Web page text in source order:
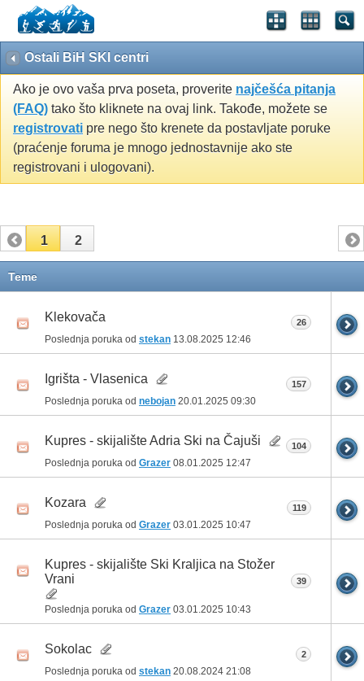
Ostali BiH SKI centri
Ako je ovo vaša prva poseta, proverite najčešća pitanja
(FAQ) tako što kliknete na ovaj link. Takođe, možete se
registrovati pre nego što krenete da postavljate poruke
(praćenje foruma je mnogo jednostavnije ako ste
registrovani i ulogovani).
1 2
Teme
Klekovača
Poslednja poruka od stekan 13.08.2025 12:46
26
Igrišta - Vlasenica
Poslednja poruka od nebojan 20.01.2025 09:30
157
Kupres - skijalište Adria Ski na Čajuši
Poslednja poruka od Grazer 08.01.2025 12:47
104
Kozara
Poslednja poruka od Grazer 03.01.2025 10:47
119
Kupres - skijalište Ski Kraljica na Stožer
Vrani
Poslednja poruka od Grazer 03.01.2025 10:43
39
Sokolac
Poslednja poruka od stekan 20.08.2024 21:08
2